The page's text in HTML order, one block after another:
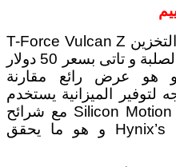
قدمت Team Group و حدة التخزين T-Force Vulcan Z
و هى وحدة تخزين ذو الحالة الصلبة و تاتى بسعر 50 دولار
تيرابايت و هو عرض رائع مقارنة
الميزانية يستخدم
وحدة التحكم Silicon Motion SM2259 XT مع شرائح
ذاكرة Hynix’s 128-layer 3D TLC و هو ما يحقق